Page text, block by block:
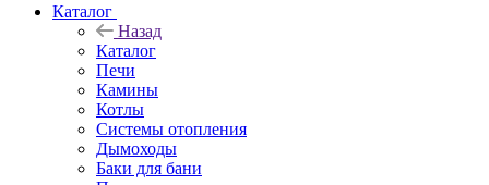
Каталог
Назад
Каталог
Печи
Камины
Котлы
Системы отопления
Дымоходы
Баки для бани